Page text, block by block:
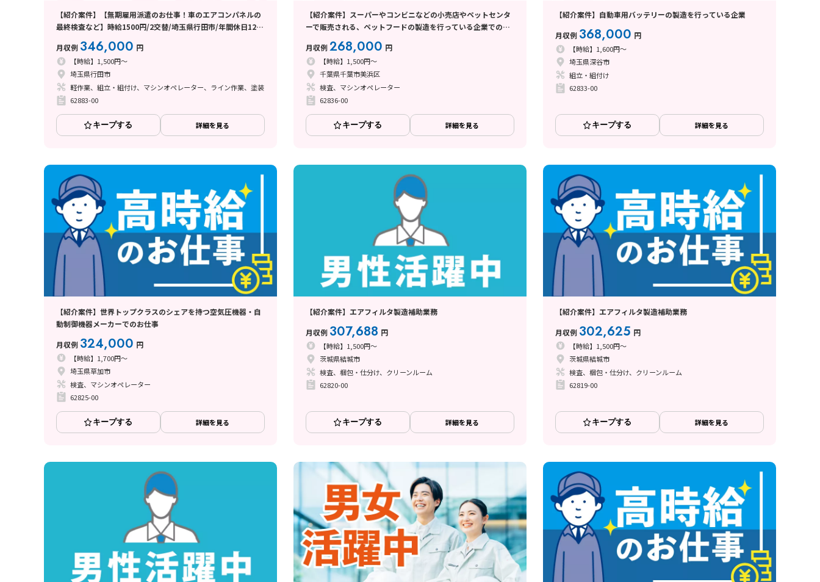
【紹介案件】【無期雇用派遣のお仕事！車のエアコンパネルの
最終検査など】時給1500円/2交替/埼玉県行田市/年間休日121
経験OK
月収例 346,000 円
【時給】1,500円～
埼玉県行田市
軽作業、組立・組付け、マシンオペレーター、ライン作業、塗装
62883-00
キープする 詳細を見る
【紹介案件】スーパーやコンビニなどの小売店やペットセンタ
ーで販売される、ペットフードの製造を行っている企業でのお
月収例268,000 円
【時給】1,500円～
千葉県千葉市美浜区
検査、マシンオペレーター
62836-00
キープする 詳細を見る
【紹介案件】自動車用バッテリーの製造を行っている企業
月収例 368,000 円
【時給】1,600円～
埼玉県深谷市
組立・組付け
62833-00
キープする 詳細を見る
【紹介案件】世界トップクラスのシェアを持つ空気圧機器・自
動制御機器メーカーでのお仕事
月収例 324,000 円
【時給】1,700円～
埼玉県草加市
検査、マシンオペレーター
62825-00
キープする 詳細を見る
【紹介案件】エアフィルタ製造補助業務
月収例 307,688 円
【時給】1,500円～
茨城県結城市
検査、梱包・仕分け、クリーンルーム
62820-00
キープする 詳細を見る
【紹介案件】エアフィルタ製造補助業務
月収例 302,625 円
【時給】1,500円～
茨城県結城市
検査、梱包・仕分け、クリーンルーム
62819-00
キープする 詳細を見る